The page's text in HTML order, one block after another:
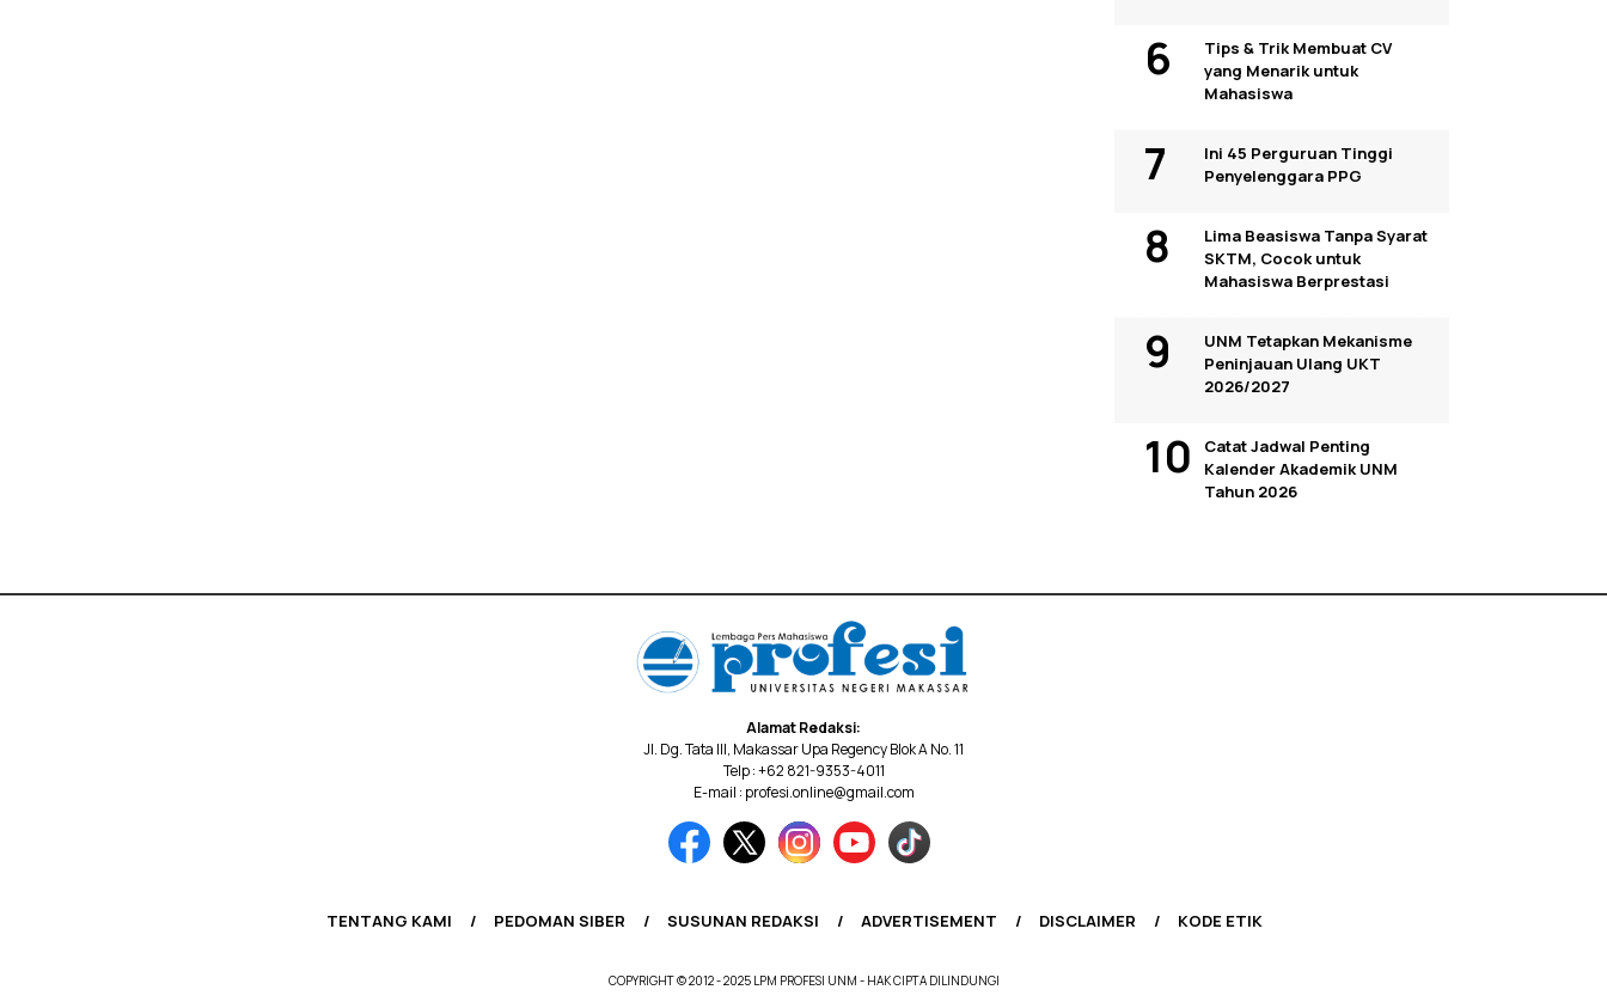
Tips & Trik Membuat CV
yang Menarik untuk
Mahasiswa
Ini 45 Perguruan Tinggi
Penyelenggara PPG
Lima Beasiswa Tanpa Syarat
SKTM, Cocok untuk
Mahasiswa Berprestasi
UNM Tetapkan Mekanisme
Peninjauan Ulang UKT
2026/2027
Catat Jadwal Penting
Kalender Akademik UNM
Tahun 2026
Alamat Redaksi:
Jl. Dg. Tata III, Makassar Upa Regency Blok A No. 11
Telp : +62 821-9353-4011
E-mail : profesi.online@gmail.com
TENTANG KAMI PEDOMAN SIBER SUSUNAN REDAKSI ADVERTISEMENT DISCLAIMER KODE ETIK
COPYRIGHT © 2012 - 2025 LPM PROFESI UNM - HAK CIPTA DILINDUNGI